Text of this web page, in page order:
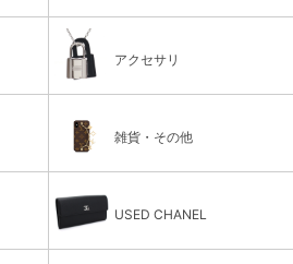
アクセサリ
雑貨・その他
USED CHANEL